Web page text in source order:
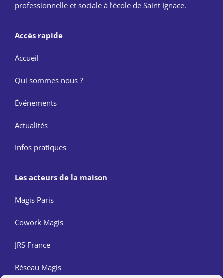
professionnelle et sociale à l’école de Saint Ignace.
Accès rapide
Accueil
Qui sommes nous ?
Événements
Actualités
Infos pratiques
Les acteurs de la maison
Magis Paris
Cowork Magis
JRS France
Réseau Magis